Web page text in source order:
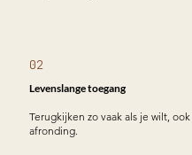
02
Levenslange toegang
Terugkijken zo vaak als je wilt,
afronding.